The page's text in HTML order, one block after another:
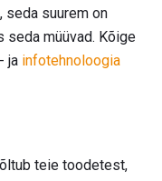
seda suurem on
seda müüvad. Kõige
ja infotehnoloogia
teie toodetest,